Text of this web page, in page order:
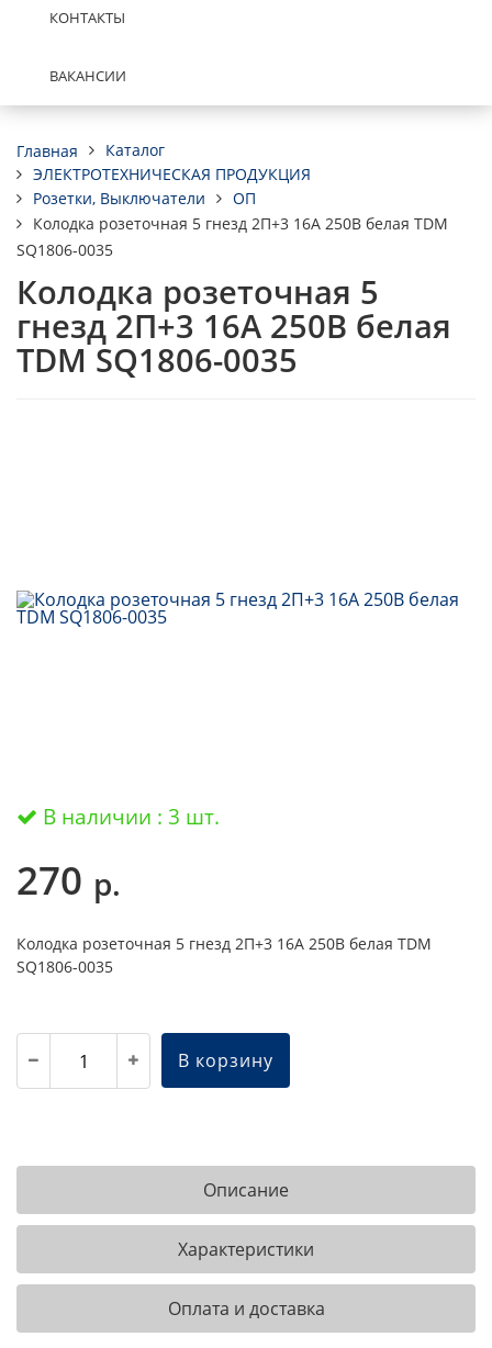
КОНТАКТЫ
ВАКАНСИИ
Главная
Каталог
ЭЛЕКТРОТЕХНИЧЕСКАЯ ПРОДУКЦИЯ
Розетки, Выключатели
ОП
Колодка розеточная 5 гнезд 2П+3 16А 250В белая TDM
SQ1806-0035
Колодка розеточная 5
гнезд 2П+3 16А 250В белая
TDM SQ1806-0035
В наличии : 3 шт.
270 р.
Колодка розеточная 5 гнезд 2П+3 16А 250В белая TDM
SQ1806-0035
В корзину
Описание
Характеристики
Оплата и доставка